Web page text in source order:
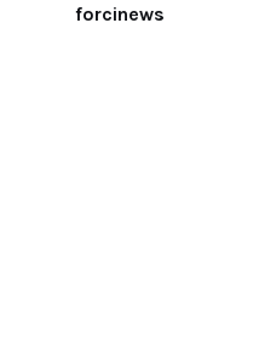
forcinews